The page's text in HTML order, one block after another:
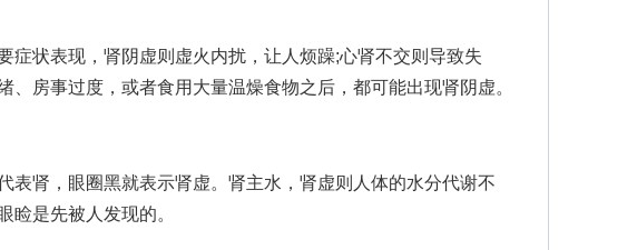
状表现，肾阴虚则虚火内扰，让人烦躁;心肾不交则导致失
、房事过度，或者食用大量温燥食物之后，都可能出现肾阴虚。
肾，眼圈黑就表示肾虚。肾主水，肾虚则人体的水分代谢不
睑是先被人发现的。